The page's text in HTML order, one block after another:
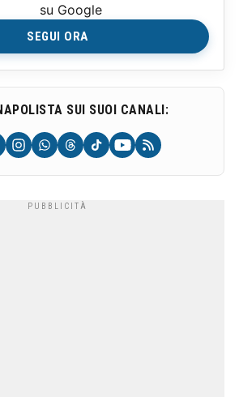
su Google
SEGUI ORA
SUI SUOI CANALI: